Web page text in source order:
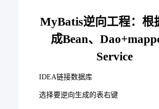
MyBatis逆向工程：根
成Bean、
Service
IDEA链接数据库
选择要逆向生成的表右键